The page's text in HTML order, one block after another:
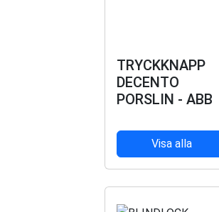
TRYCKKNAPP
DECENTO
PORSLIN - ABB
Visa alla